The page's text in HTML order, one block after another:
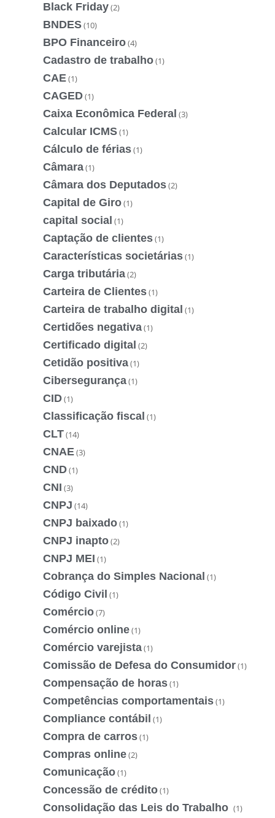
Black Friday(2)
BNDES(10)
BPO Financeiro(4)
Cadastro de trabalho(1)
CAE(1)
CAGED(1)
Caixa Econômica Federal (3)
Calcular ICMS(1)
Cálculo de férias(1)
Câmara(1)
Câmara dos Deputados(2)
Capital de Giro(1)
capital social (1)
Captação de clientes(1)
Características societárias(1)
Carga tributária(2)
Carteira de Clientes(1)
Carteira de trabalho digital (1)
Certidões negativa(1)
Certificado digital (2)
Cetidão positiva(1)
Cibersegurança(1)
CID(1)
Classificação fiscal (1)
CLT(14)
CNAE(3)
CND(1)
CNI (3)
CNPJ (14)
CNPJ baixado(1)
CNPJ inapto(2)
CNPJ MEI (1)
Cobrança do Simples Nacional (1)
Código Civil (1)
Comércio(7)
Comércio online(1)
Comércio varejista(1)
Comissão de Defesa do Consumidor(1)
Compensação de horas(1)
Competências comportamentais(1)
Compliance contábil (1)
Compra de carros(1)
Compras online(2)
Comunicação(1)
Concessão de crédito(1)
Consolidação das Leis do Trabalho (1)